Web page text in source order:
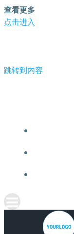
查看更多
点击进入
跳转到内容